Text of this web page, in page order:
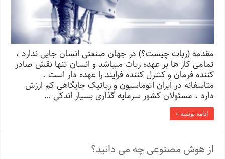
مقدمه (ربات چیست؟) در جهان صنعتی انسان جايی ندارد ،
تمامی کار ها بر عهده ربات ميباشد و انسان تنها نقش صادر
کننده فرمان و کنترل کننده فرايند را عهده دار است .
متاسفانه در ايران اتوماسيون و رباتيک جايگاهی کم ارزش
دارد ، مسئولان کشور سرمايه گذاری بسيار اندکی …
ادامه نوشته »
از هوش مصنوعی چه می دانید؟